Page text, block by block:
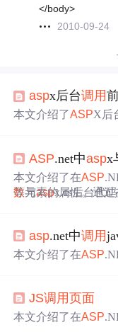
</body>
2010-09-24
aspx后台调用
本文介绍了ASPX后
景和步骤。此外，
互的问题，以及在
求和实现策略。
ASP.net中aspx
本文介绍了在ASP
数与aspx.cs后台代
等元素的属性。通过
asp.net中调用
本文介绍了在ASP
重定向等操作。
JS调用页面
本文介绍了在ASP